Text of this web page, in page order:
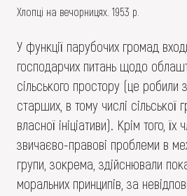
Хлопці на вечорницях. 1953 р.
У функції парубочих громад
господарчих питань щодо
сільського простору (це робили
старших, в тому числі сільської
власної ініціативи). Крім того,
звичаєво-правові проблеми в
групи, зокрема, здійснювали
моральних принципів, за